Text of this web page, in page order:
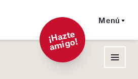
Menú
¡
Hazt
e
a
mi
g
o!